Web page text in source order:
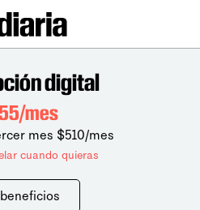
digital
mes
mes $510/mes
cuando quieras